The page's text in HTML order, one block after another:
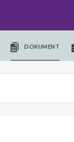
DOKUMENT